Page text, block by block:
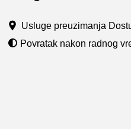
Usluge preuzimanja
Povratak nakon radnog